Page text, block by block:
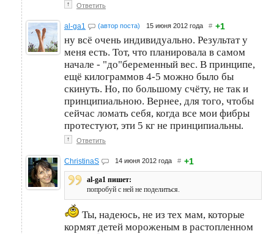
↑ Ответить
al-ga1 (автор поста) 15 июня 2012 года # +1
ну всё очень индивидуально. Результат у
меня есть. Тот, что планировала в самом
начале - "до"беременный вес. В принципе,
ещё килограммов 4-5 можно было бы
скинуть. Но, по большому счёту, не так и
принципиальною. Вернее, для того, чтобы
сейчас ломать себя, когда все мои фибры
протестуют, эти 5 кг не принципиальны.
↑ Ответить
ChristinaS 14 июня 2012 года # +1
al-ga1 пишет:
попробуй с ней не поделиться.
Ты, надеюсь, не из тех мам, которые
кормят детей мороженым в растопленном